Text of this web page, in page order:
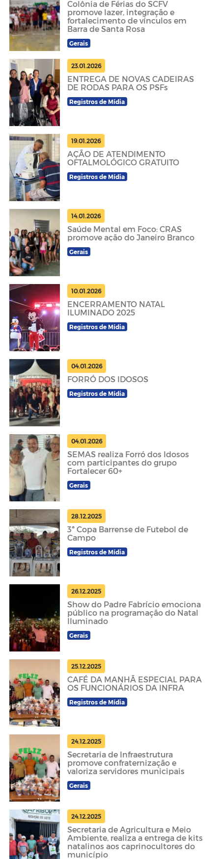
Colônia de Férias do SCFV
promove lazer, integração e
fortalecimento de vínculos em
Barra de Santa Rosa
Gerais
23.01.2026
ENTREGA DE NOVAS CADEIRAS
DE RODAS PARA OS PSFs
Registros de Mídia
19.01.2026
AÇÃO DE ATENDIMENTO
OFTALMOLÓGICO GRATUITO
Registros de Mídia
14.01.2026
Saúde Mental em Foco: CRAS
promove ação do Janeiro Branco
Gerais
10.01.2026
ENCERRAMENTO NATAL
ILUMINADO 2025
Registros de Mídia
04.01.2026
FORRÓ DOS IDOSOS
Registros de Mídia
04.01.2026
SEMAS realiza Forró dos Idosos
com participantes do grupo
Fortalecer 60+
Gerais
28.12.2025
3ª Copa Barrense de Futebol de
Campo
Registros de Mídia
26.12.2025
Show do Padre Fabrício emociona
público na programação do Natal
Iluminado
Gerais
25.12.2025
CAFÉ DA MANHÃ ESPECIAL PARA
OS FUNCIONÁRIOS DA INFRA
Registros de Mídia
24.12.2025
Secretaria de Infraestrutura
promove confraternização e
valoriza servidores municipais
Gerais
24.12.2025
Secretaria de Agricultura e Meio
Ambiente, realiza a entrega de kits
natalinos aos caprinocultores do
município